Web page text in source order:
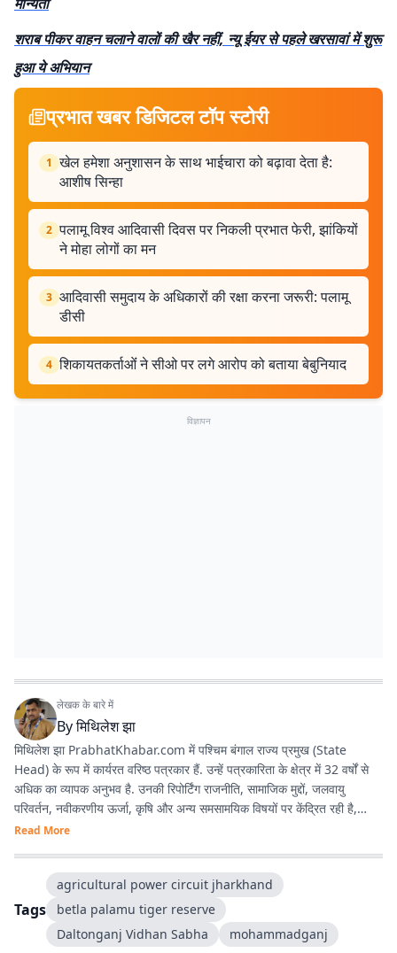
शराब पीकर वाहन चलाने वालों की खैर नहीं, न्यू ईयर से पहले खरसावां में शुरू
हुआ ये अभियान
प्रभात खबर डिजिटल टॉप स्टोरी
1 खेल हमेशा अनुशासन के साथ भाईचारा को बढ़ावा देता है:
आशीष सिन्हा
2 पलामू विश्व आदिवासी दिवस पर निकली प्रभात फेरी, झांकियों
ने मोहा लोगों का मन
3 आदिवासी समुदाय के अधिकारों की रक्षा करना जरूरी: पलामू
डीसी
4 शिकायतकर्ताओंं ने सीओ पर लगे आरोप को बताया बेबुनियाद
विज्ञापन
लेखक के बारे में
Byमिथिलेश झा
मिथिलेश झा PrabhatKhabar.com में पश्चिम बंगाल राज्य प्रमुख (State
Head) के रूप में कार्यरत वरिष्ठ पत्रकार हैं. उन्हें पत्रकारिता के क्षेत्र में 32 वर्षों से
अधिक का व्यापक अनुभव है. उनकी रिपोर्टिंग राजनीति, सामाजिक मुद्दों, जलवायु
परिवर्तन, नवीकरणीय ऊर्जा, कृषि और अन्य समसामयिक विषयों पर केंद्रित रही है,
जिससे वे क्षेत्रीय पत्रकारिता में एक विश्वसनीय और प्रामाणिक पत्रकार के रूप में
(prabhatkhabar.com) में पश्चिम बंगाल के स्टेट हेड की भूमिका में हैं. वे डिजिटल
न्यूज कवर करते हैं. तथ्यात्मक और जनहित से जुड़ी पत्रकारिता को प्राथमिकता देते हैं.
वर्तमान में बंगाल विधानसभा चुनाव 2026 पर पूरी तरह से फोकस्ड हैं. भौगोलिक
विशेषज्ञता : उनकी रिपोर्टिंग का मुख्य फोकस पश्चिम बंगाल रहा है, साथ ही उन्होंने
Read More
Tags
agricultural power circuit jharkhand
betla palamu tiger reserve
Daltonganj Vidhan Sabha
mohammadganj